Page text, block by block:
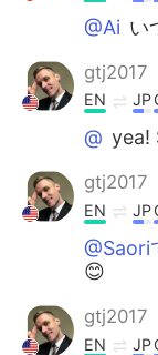
@Ai い
gtj2017
EN JP
@ yea!
gtj2017
EN JP
@Saori
😊
gtj2017
EN JP